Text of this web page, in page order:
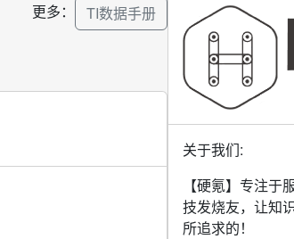
更多： TI数据手册
关于我们:
【硬氪】专注于
技发烧友，让知
所追求的！